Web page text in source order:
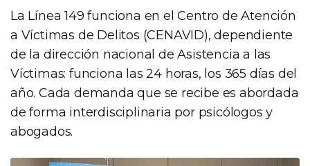
La Línea 149 funciona en el Centro de Atención
a Víctimas de Delitos (CENAVID), dependiente
de la dirección nacional de Asistencia a las
Víctimas: funciona las 24 horas, los 365 días del
año. Cada demanda que se recibe es abordada
de forma interdisciplinaria por psicólogos y
abogados.